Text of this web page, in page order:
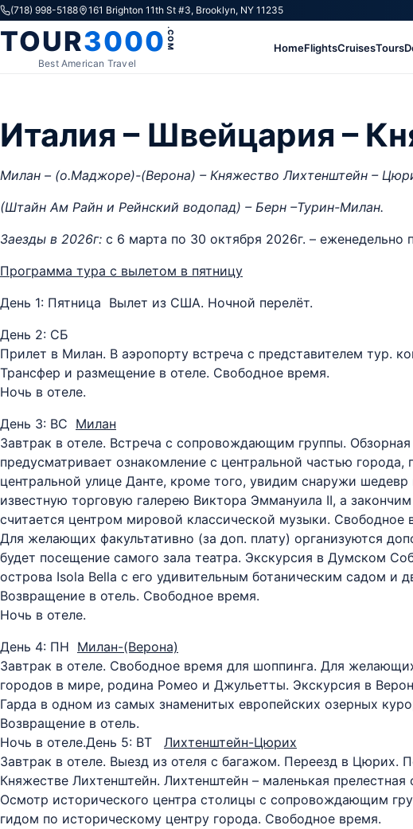
Skip to content
(718) 998-5188 161 Brighton 11th St #3, Brooklyn, NY 11235
TOUR3000.COM
Best American Travel
HomeFlightsCruisesTours
Италия – Швейцария –
Милан – (о.Маджоре)-(Верона) – Княжество Лихтенштейн –
(Штайн Ам Райн и Рейнский водопад) – Берн –Турин-Милан.
Заезды в 2026г: c 6 марта по 30 октября 2026г. – еженедельно
Программа тура с вылетом в пятницу
День 1: Пятница Вылет из США. Ночной перелёт.
День 2: СБ
Прилет в Милан. В аэропорту встреча с представителем тур.
Трансфер и размещение в отеле. Свободное время.
Ночь в отеле.
День 3: ВС Милан
Завтрак в отеле. Встреча с сопровождающим группы.
предусматривает ознакомление с центральной частью
центральной улице Данте, кроме того, увидим снаружи
известную торговую галерею Виктора Эммануила II, а
считается центром мировой классической музыки. Свободное
Для желающих факультативно (за доп. плату) организуются
будет посещение самого зала театра. Экскурсия в Думском
острова Isola Bella с его удивительным ботаническим садом и
Возвращение в отель. Свободное время.
Ночь в отеле.
День 4: ПН Милан-(Верона)
Завтрак в отеле. Свободное время для шоппинга. Для
городов в мире, родина Ромео и Джульетты. Экскурсия в
Гарда в одном из самых знаменитых европейских озерных
Возвращение в отель.
Ночь в отеле.День 5: ВТ Лихтенштейн-Цюрих
Завтрак в отеле. Выезд из отеля с багажом. Переезд в Цюрих.
Княжестве Лихтенштейн. Лихтенштейн – маленькая
Осмотр исторического центра столицы с сопровождающим
гидом по историческому центру города. Свободное время.